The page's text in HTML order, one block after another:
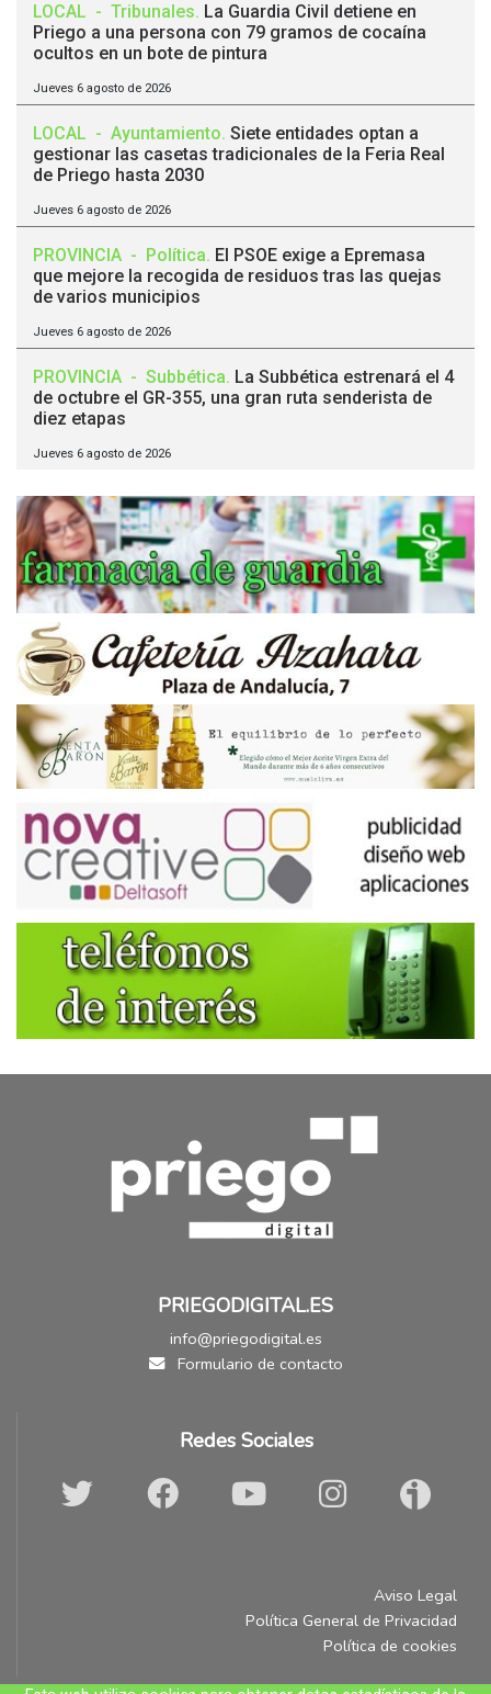
LOCAL - Tribunales. La Guardia Civil detiene en
Priego a una persona con 79 gramos de cocaína
ocultos en un bote de pintura
Jueves 6 agosto de 2026
LOCAL - Ayuntamiento. Siete entidades optan a
gestionar las casetas tradicionales de la Feria Real
de Priego hasta 2030
Jueves 6 agosto de 2026
PROVINCIA - Política. El PSOE exige a Epremasa
que mejore la recogida de residuos tras las quejas
de varios municipios
Jueves 6 agosto de 2026
PROVINCIA - Subbética. La Subbética estrenará el 4
de octubre el GR-355, una gran ruta senderista de
diez etapas
Jueves 6 agosto de 2026
PRIEGODIGITAL.ES
info@priegodigital.es
Formulario de contacto
Redes Sociales
Aviso Legal
Política General de Privacidad
Política de cookies